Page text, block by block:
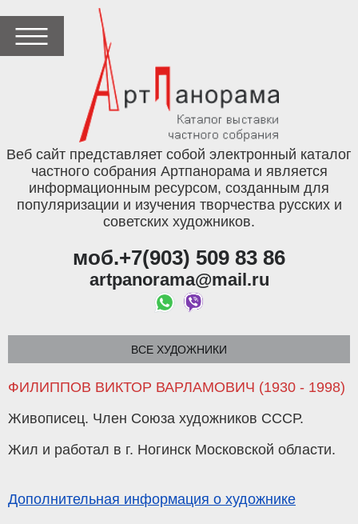
Веб сайт представляет собой электронный каталог
частного собрания Артпанорама и является
информационным ресурсом, созданным для
популяризации и изучения творчества русских и
советских художников.
моб.+7(903) 509 83 86
artpanorama@mail.ru
ВСЕ ХУДОЖНИКИ
ФИЛИППОВ ВИКТОР ВАРЛАМОВИЧ (1930 - 1998)
Живописец. Член Союза художников СССР.
Жил и работал в г. Ногинск Московской области.
Дополнительная информация о художнике